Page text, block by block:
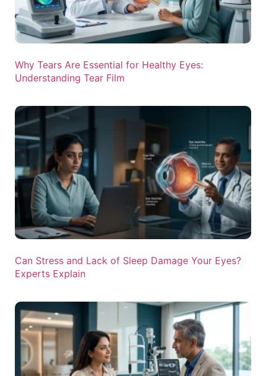
Why Tears Are Essential for Healthy Eyes:
Understanding Tear Film
Can Stress and Lack of Sleep Damage Your Eyes?
Experts Explain